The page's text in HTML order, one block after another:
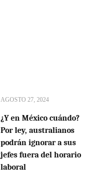
AGOSTO 27, 2024
¿Y en México cuándo?
Por ley, australianos
podrán ignorar a sus
jefes fuera del horario
laboral